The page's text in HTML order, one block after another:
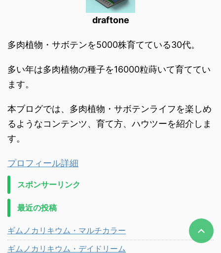
draftone
多肉植物・サボテンを5000株育てている30代。
多い年は多肉植物の種子を16000粒蒔いて育ててい
ます。
本ブログでは、多肉植物・サボテンライフを楽しめ
るようなコンテンツ、育て方、ハウツーを紹介しま
す。
プロフィール詳細
スポンサーリンク
最近の投稿
ギムノカリキウム・マルチカラー
ギムノカリキウム・デイドリーム